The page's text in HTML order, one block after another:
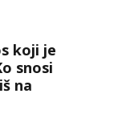
koji je
snosi
na